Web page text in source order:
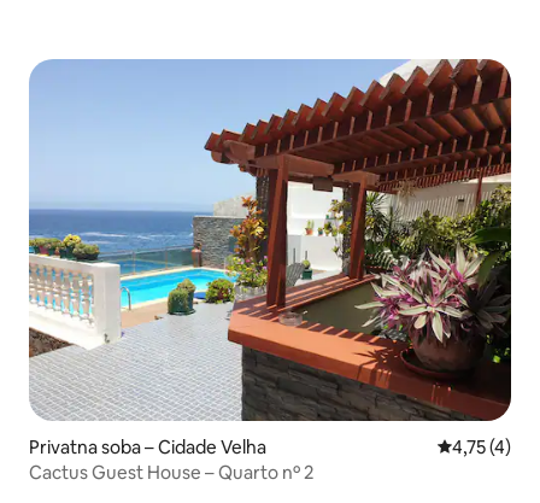
Privatna soba – Cidade Velha Prosječna
4,75 (4)
Cactus Guest House – Quarto nº 2